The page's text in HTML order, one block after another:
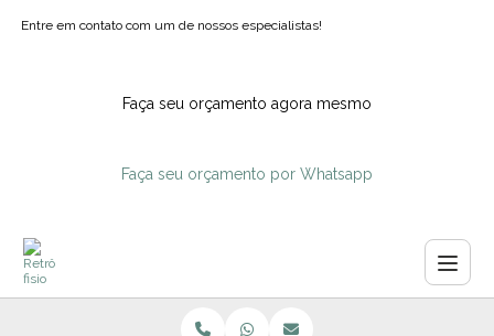
Entre em contato com um de nossos especialistas!
Faça seu orçamento agora mesmo
Faça seu orçamento por Whatsapp